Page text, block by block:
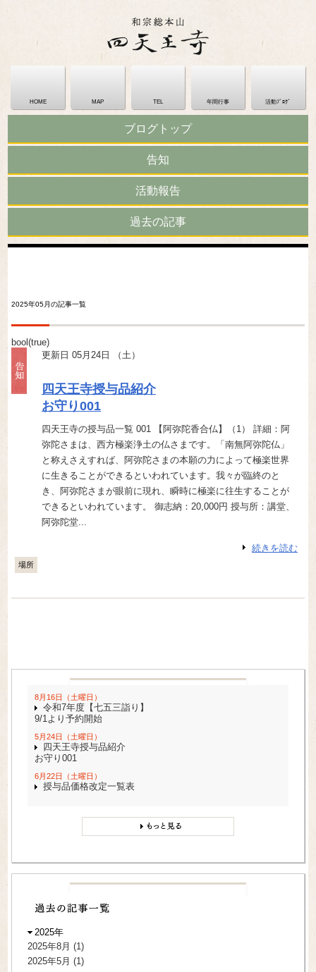
HOME MAP TEL 年間行事 活動ﾌﾞﾛｸﾞ
ブログトップ
告知
活動報告
過去の記事
2025年05月の記事一覧
bool(true)
更新日 05月24日 （土）
四天王寺授与品紹介
お守り001
四天王寺の授与品一覧 001 【阿弥陀香合仏】（1） 詳細：阿
弥陀さまは、西方極楽浄土の仏さまです。「南無阿弥陀仏」
と称えさえすれば、阿弥陀さまの本願の力によって極楽世界
に生きることができるといわれています。我々が臨終のと
き、阿弥陀さまが眼前に現れ、瞬時に極楽に往生することが
できるといわれています。 御志納：20,000円 授与所：講堂、
阿弥陀堂...
続きを読む
場所
8月16日（土曜日）
令和7年度【七五三詣り】
9/1より予約開始
5月24日（土曜日）
四天王寺授与品紹介
お守り001
6月22日（土曜日）
授与品価格改定一覧表
2025年
2025年8月 (1)
2025年5月 (1)